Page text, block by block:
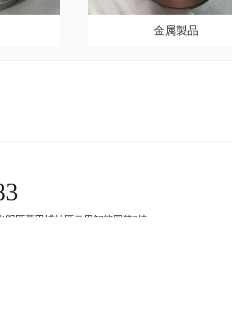
金属製品
明區薯田埔社區云里智能园第3棟